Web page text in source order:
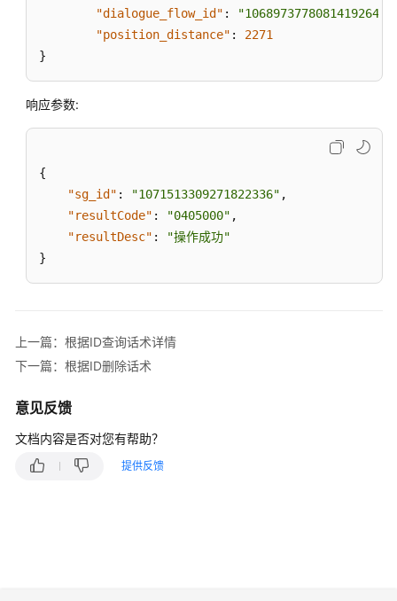
接
接
(conversationspecific)
新
话
据
"dialogue_flow_id" : "1068973778081419264"
"position_distance" :
2271
}
响应参数:
{
"sg_id" : "1071513309271822336" ,
"resultCode" : "0405000" ,
"resultDesc" :
"操作成功"
}
上一篇：根据ID查询话术详情
下一篇：根据ID删除话术
意见反馈
文档内容是否对您有帮助？
提供反馈